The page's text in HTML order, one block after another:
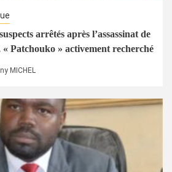
arrêtés après l’assassinat de
« Patchouko » activement recherché
MICHEL